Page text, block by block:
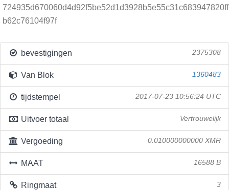
724935d670060d4d92f5be52d1d3928b5e55c31c683947820ff
b62c76104f97f
bevestigingen 2375308
Van Blok 1360483
tijdstempel 2017-07-23 10:56:24 UTC
Uitvoer totaal Vertrouwelijk
Vergoeding 0.010000000000 XMR
MAAT 16588 B
Ringmaat 3